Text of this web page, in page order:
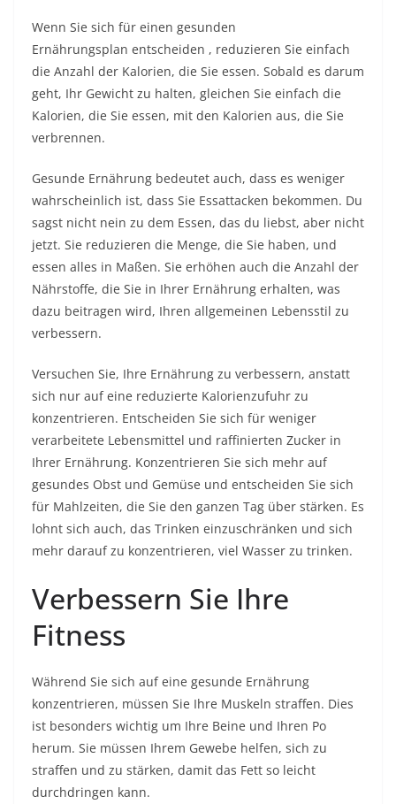
Wenn Sie sich für einen gesunden
Ernährungsplan entscheiden , reduzieren Sie einfach
die Anzahl der Kalorien, die Sie essen. Sobald es darum
geht, Ihr Gewicht zu halten, gleichen Sie einfach die
Kalorien, die Sie essen, mit den Kalorien aus, die Sie
verbrennen.
Gesunde Ernährung bedeutet auch, dass es weniger
wahrscheinlich ist, dass Sie Essattacken bekommen. Du
sagst nicht nein zu dem Essen, das du liebst, aber nicht
jetzt. Sie reduzieren die Menge, die Sie haben, und
essen alles in Maßen. Sie erhöhen auch die Anzahl der
Nährstoffe, die Sie in Ihrer Ernährung erhalten, was
dazu beitragen wird, Ihren allgemeinen Lebensstil zu
verbessern.
Versuchen Sie, Ihre Ernährung zu verbessern, anstatt
sich nur auf eine reduzierte Kalorienzufuhr zu
konzentrieren. Entscheiden Sie sich für weniger
verarbeitete Lebensmittel und raffinierten Zucker in
Ihrer Ernährung. Konzentrieren Sie sich mehr auf
gesundes Obst und Gemüse und entscheiden Sie sich
für Mahlzeiten, die Sie den ganzen Tag über stärken. Es
lohnt sich auch, das Trinken einzuschränken und sich
mehr darauf zu konzentrieren, viel Wasser zu trinken.
Verbessern Sie Ihre
Fitness
Während Sie sich auf eine gesunde Ernährung
konzentrieren, müssen Sie Ihre Muskeln straffen. Dies
ist besonders wichtig um Ihre Beine und Ihren Po
herum. Sie müssen Ihrem Gewebe helfen, sich zu
straffen und zu stärken, damit das Fett so leicht
durchdringen kann.